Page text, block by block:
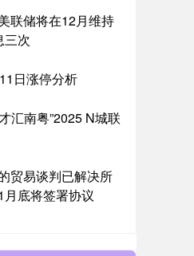
联储将在12月维持
三次
日涨停分析
汇南粤”2025 N城联
贸易谈判已解决所
底将签署协议